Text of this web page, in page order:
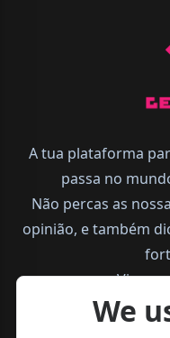
A tua plataforma
passa no
Não percas as
opinião, e também
Vive
We